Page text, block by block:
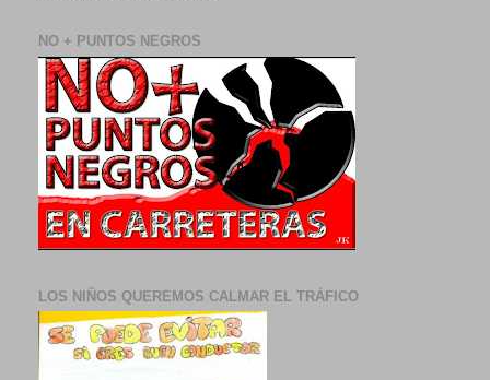
NO + PUNTOS NEGROS
LOS NIÑOS QUEREMOS CALMAR EL TRÁFICO